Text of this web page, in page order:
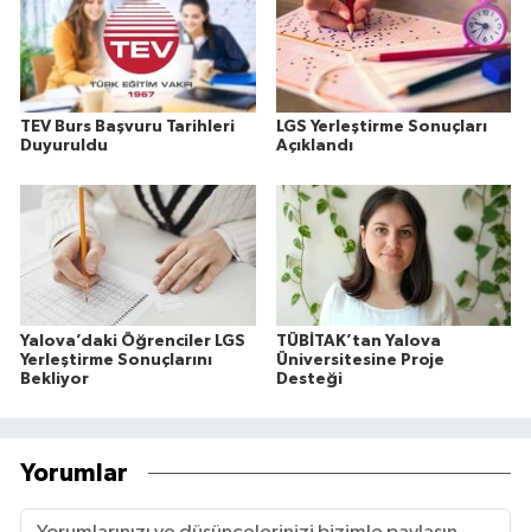
TEV Burs Başvuru Tarihleri
Duyuruldu
LGS Yerleştirme Sonuçları
Açıklandı
Yalova’daki Öğrenciler LGS
Yerleştirme Sonuçlarını
Bekliyor
TÜBİTAK’tan Yalova
Üniversitesine Proje
Desteği
Yorumlar